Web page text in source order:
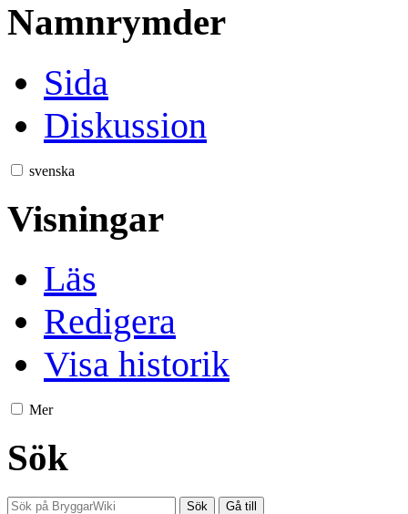
Namnrymder
Sida
Diskussion
svenska
Visningar
Läs
Redigera
Visa historik
Mer
Sök